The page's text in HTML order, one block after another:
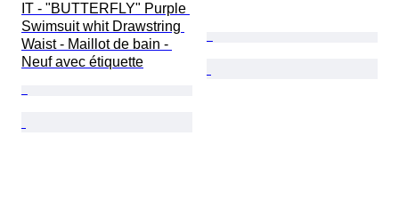
IT - "BUTTERFLY" Purple
Swimsuit whit Drawstring
Waist - Maillot de bain -
Neuf avec étiquette